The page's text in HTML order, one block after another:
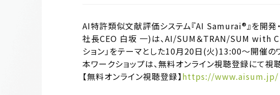
AI特許類似文献評価システム『AI Samurai®』を開
社長CEO 白坂 一)は、AI/SUM＆TRAN/SUM with
ション」をテーマとした10月20日(火)13:00～開催の
本ワークショップは、無料オンライン視聴登録にて視
【無料オンライン視聴登録】https://www.aisum.jp/